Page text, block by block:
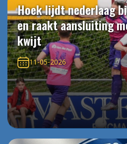
Hoek lijdt nederlaag
en raakt aansluiting
kwijt
11-05-2026